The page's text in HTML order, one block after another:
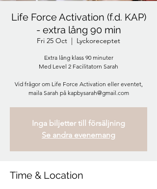
Life Force Activation (f.d. KAP)
- extra lång 90 min
Fri 25 Oct
  |
Lyckoreceptet
Extra lång klass 90 minuter
Med Level 2 Facilitatorn Sarah
Vid frågor om Life Force Activation eller eventet,
maila Sarah på kapbysarah@gmail.com
Inga biljetter till försäljning
Se andra evenemang
Time & Location